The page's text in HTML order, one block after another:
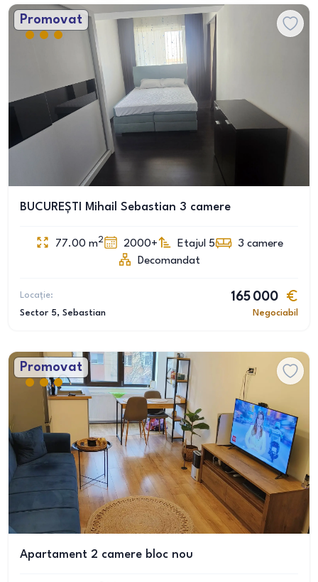
Promovat
BUCUREȘTI Mihail Sebastian 3 camere
77.00 m2 2000+ Etajul 5 3 camere
Decomandat
Locație:
Sector 5, Sebastian
165 000
Negociabil
Promovat
Apartament 2 camere bloc nou